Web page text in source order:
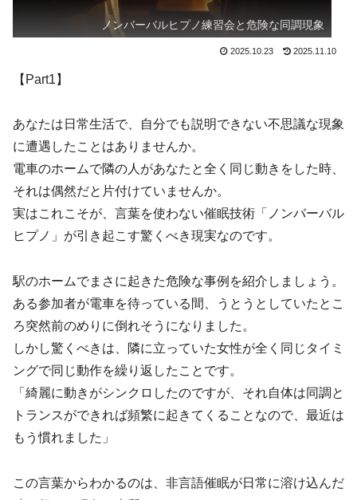
ノンバーバルヒプノ練習会と危険な同調現象
2025.10.23 2025.11.10
【Part1】
あなたは日常生活で、自分でも説明できない不思議な現象
に遭遇したことはありませんか。
電車のホームで隣の人があなたと全く同じ動きをした時、
それは偶然だと片付けていませんか。
実はこれこそが、言葉を使わない催眠技術「ノンバーバル
ヒプノ」が引き起こす驚くべき現実なのです。
駅のホームでまさに起きた危険な事例を紹介しましょう。
ある参加者が電車を待っている間、うとうとしていたとこ
ろ突然前のめりに倒れそうになりました。
しかし驚くべきは、隣に立っていた女性が全く同じタイミ
ングで同じ動作を繰り返したことです。
「綺麗に動きがシンクロしたのですが、それ自体は同調と
トランスができれば頻繁に起きてくることなので、最近は
もう慣れました」
この言葉からわかるのは、非言語催眠が日常に溶け込んだ